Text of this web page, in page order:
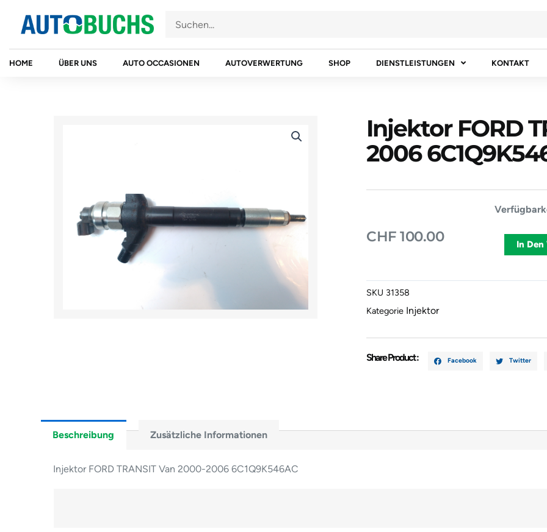
Inhalt
springen
HOME ÜBER UNS AUTO OCCASIONEN AUTOVERWERTUNG SHOP DIENSTLEISTUNGEN KONTAKT
Injektor FORD
2006
CHF 100.00
Injektor
TRANSIT
Van
2006
In
SKU 31358
Kategorie Injektor
Share Product : Facebook Twitter
Beschreibung Zusätzliche Informationen
Injektor FORD TRANSIT Van 2000-2006 6C1Q9K546AC